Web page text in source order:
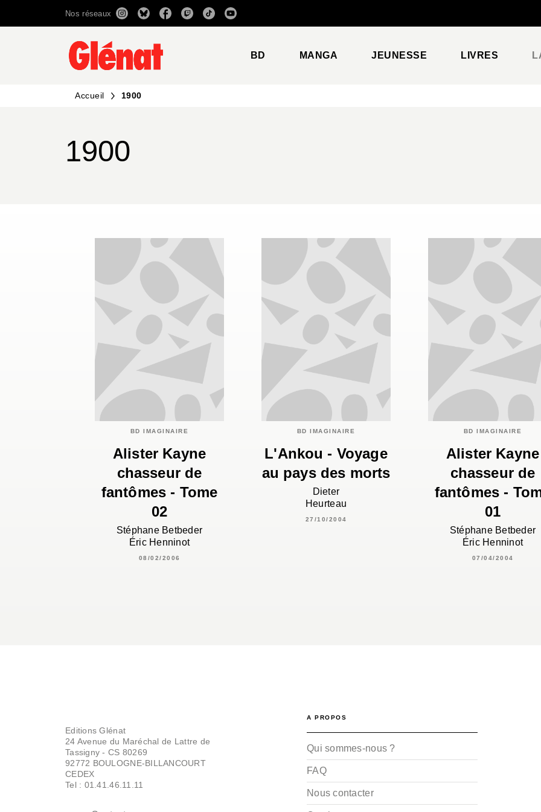
RECHERCHE CONTENU
Nos réseaux
BD MANGA JEUNESSE LIVRES
Accueil 1900
1900
BD IMAGINAIRE
Alister Kayne
chasseur de
fantômes - Tome
02
Stéphane Betbeder
Éric Henninot
08/02/2006
BD IMAGINAIRE
L'Ankou - Voyage
au pays des morts
Dieter
Heurteau
27/10/2004
BD IMAGINAIRE
Alister Kayne
chasseur de
fantômes -
01
Stéphane Betbeder
Éric Henninot
07/04/2004
Editions Glénat
24 Avenue du Maréchal de Lattre de
Tassigny - CS 80269
92772 BOULOGNE-BILLANCOURT
CEDEX
Tel : 01.41.46.11.11
A PROPOS
Qui sommes-nous ?
FAQ
Nous contacter